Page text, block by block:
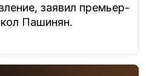
заявил премьер-
Пашинян.